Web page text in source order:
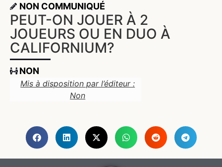
NON COMMUNIQUÉ
PEUT-ON JOUER À 2
JOUEURS OU EN DUO À
CALIFORNIUM?
NON
Mis à disposition par l’éditeur :
Non